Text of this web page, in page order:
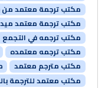
مكتب ترجمة معتمد من
مكتب ترجمة معتمد
مكتب ترجمه في التجمع
مكتب ترجمه معتمده
مكتب مترجم معتمد
مكتب معتمد للترجمة